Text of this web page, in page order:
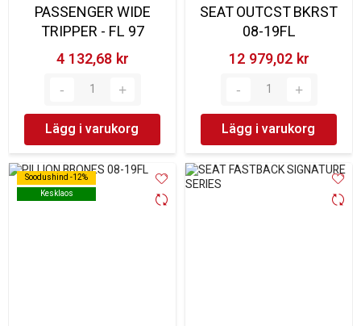
PASSENGER WIDE
TRIPPER - FL 97
4 132,68 kr‎
Lägg i varukorg
SEAT OUTCST BKRST
08-19FL
12 979,02 kr‎
Lägg i varukorg
Soodushind -12%
Kesklaos
Soodushind -12%
Kesklaos